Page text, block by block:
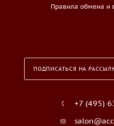
Правила обмена и
ПОДПИСАТЬСЯ НА
+7 (495)